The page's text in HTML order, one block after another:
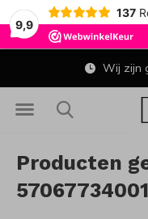
9,9
137
Wij zijn
Producten